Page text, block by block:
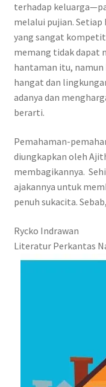
terhadap
melalui pujian. Setiap
yang sangat
memang tidak dapat
hantaman itu,
hangat dan
adanya dan
berarti.
Pemahaman-
diungkapkan oleh
membagikannya.
ajakannya untuk
penuh sukacita.
Rycko Indrawan
Literatur Perkantas